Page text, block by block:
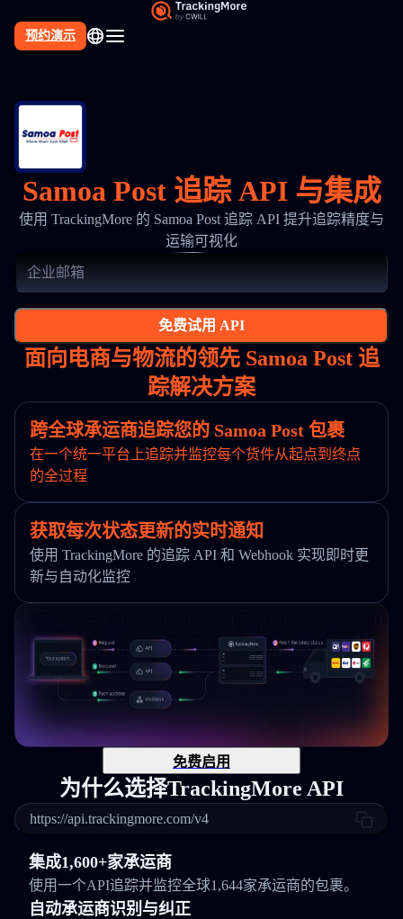
预约演示
Samoa Post 追踪 API 与集成
使用 TrackingMore 的 Samoa Post 追踪 API 提升追踪精度与
运输可视化
免费试用 API
面向电商与物流的领先 Samoa Post 追
踪解决方案
跨全球承运商追踪您的 Samoa Post 包裹
在一个统一平台上追踪并监控每个货件从起点到终点
的全过程
获取每次状态更新的实时通知
使用 TrackingMore 的追踪 API 和 Webhook 实现即时更
新与自动化监控
免费启用
为什么选择TrackingMore API
https://api.trackingmore.com/v4
集成1,600+家承运商
使用一个API追踪并监控全球1,644家承运商的包裹。
自动承运商识别与纠正